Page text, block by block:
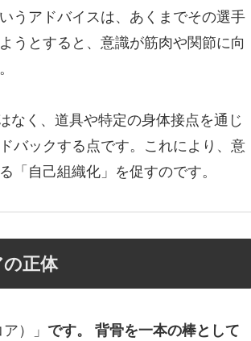
うアドバイスは、あくまでその選手
うとすると、意識が筋肉や関節に向
なく、道具や特定の身体接点を通じ
バックする点です。これにより、意
「自己組織化」を促すのです。
正体
）」 です。 背骨を一本の棒として